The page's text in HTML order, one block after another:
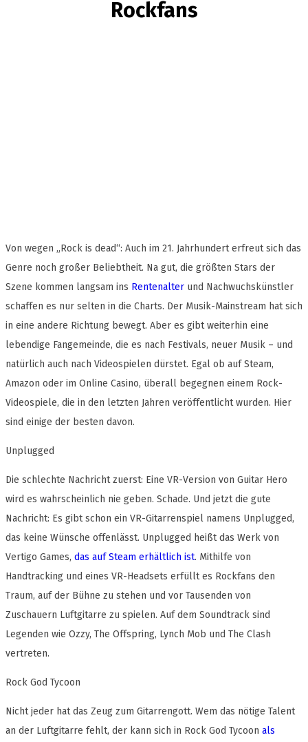
Rockfans
Von wegen „Rock is dead“: Auch im 21. Jahrhundert erfreut sich das
Genre noch großer Beliebtheit. Na gut, die größten Stars der
Szene kommen langsam ins Rentenalter und Nachwuchskünstler
schaffen es nur selten in die Charts. Der Musik-Mainstream hat sich
in eine andere Richtung bewegt. Aber es gibt weiterhin eine
lebendige Fangemeinde, die es nach Festivals, neuer Musik – und
natürlich auch nach Videospielen dürstet. Egal ob auf Steam,
Amazon oder im Online Casino, überall begegnen einem Rock-
Videospiele, die in den letzten Jahren veröffentlicht wurden. Hier
sind einige der besten davon.
Unplugged
Die schlechte Nachricht zuerst: Eine VR-Version von Guitar Hero
wird es wahrscheinlich nie geben. Schade. Und jetzt die gute
Nachricht: Es gibt schon ein VR-Gitarrenspiel namens Unplugged,
das keine Wünsche offenlässt. Unplugged heißt das Werk von
Vertigo Games, das auf Steam erhältlich ist. Mithilfe von
Handtracking und eines VR-Headsets erfüllt es Rockfans den
Traum, auf der Bühne zu stehen und vor Tausenden von
Zuschauern Luftgitarre zu spielen. Auf dem Soundtrack sind
Legenden wie Ozzy, The Offspring, Lynch Mob und The Clash
vertreten.
Rock God Tycoon
Nicht jeder hat das Zeug zum Gitarrengott. Wem das nötige Talent
an der Luftgitarre fehlt, der kann sich in Rock God Tycoon als